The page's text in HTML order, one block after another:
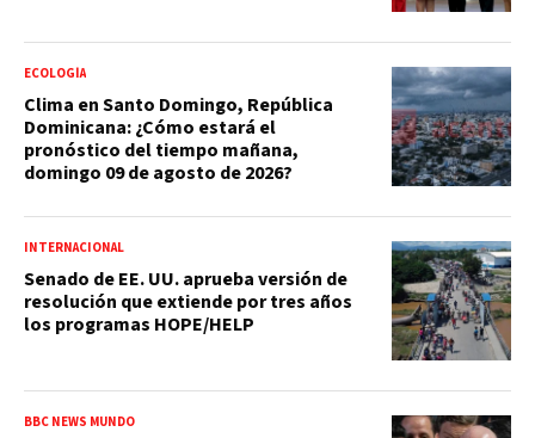
ECOLOGÍA
Clima en Santo Domingo, República
Dominicana: ¿Cómo estará el
pronóstico del tiempo mañana,
domingo 09 de agosto de 2026?
INTERNACIONAL
Senado de EE. UU. aprueba versión de
resolución que extiende por tres años
los programas HOPE/HELP
BBC NEWS MUNDO